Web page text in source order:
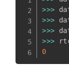
>>>
>>>
>>>
>>>
0